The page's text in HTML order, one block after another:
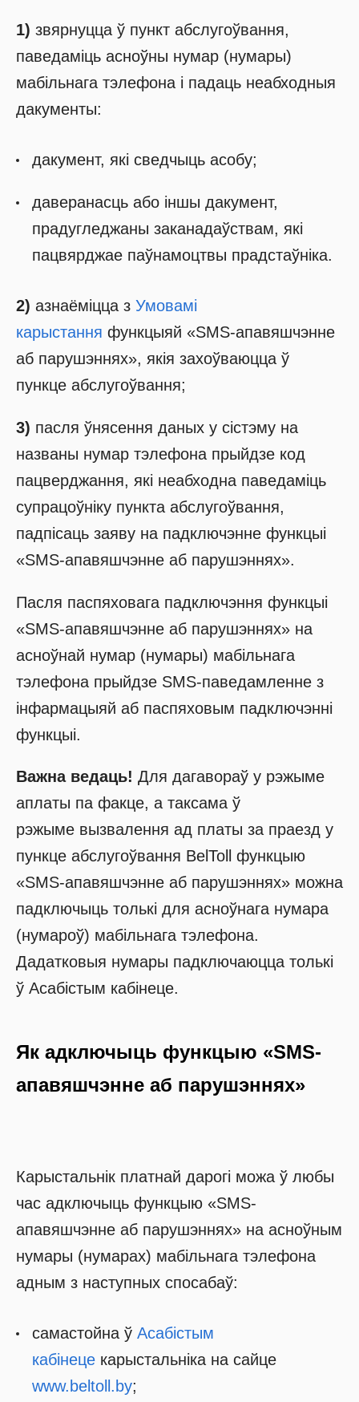
1) звярнуцца ў пункт абслугоўвання,
паведаміць асноўны нумар (нумары)
мабільнага тэлефона і падаць неабходныя
дакументы:
дакумент, які сведчыць асобу;
даверанасць або іншы дакумент,
прадугледжаны заканадаўствам, які
пацвярджае паўнамоцтвы прадстаўніка.
2) азнаёміцца з Умовамі
карыстання функцыяй «SMS-апавяшчэнне
аб парушэннях», якія захоўваюцца ў
пункце абслугоўвання;
3) пасля ўнясення даных у сістэму на
названы нумар тэлефона прыйдзе код
пацверджання, які неабходна паведаміць
супрацоўніку пункта абслугоўвання,
падпісаць заяву на падключэнне функцыі
«SMS-апавяшчэнне аб парушэннях».
Пасля паспяховага падключэння функцыі
«SMS-апавяшчэнне аб парушэннях» на
асноўнай нумар (нумары) мабільнага
тэлефона прыйдзе SMS-паведамленне з
інфармацыяй аб паспяховым падключэнні
функцыі.
Важна ведаць! Для дагавораў у рэжыме
аплаты па факце, а таксама ў
рэжыме вызвалення ад платы за праезд у
пункце абслугоўвання BelToll функцыю
«SMS-апавяшчэнне аб парушэннях» можна
падключыць толькі для асноўнага нумара
(нумароў) мабільнага тэлефона.
Дадатковыя нумары падключаюцца толькі
ў Асабістым кабінеце.
Як адключыць функцыю «SMS-
апавяшчэнне аб парушэннях»
Карыстальнік платнай дарогі можа ў любы
час адключыць функцыю «SMS-
апавяшчэнне аб парушэннях» на асноўным
нумары (нумарах) мабільнага тэлефона
адным з наступных спосабаў:
самастойна ў Асабістым
кабінецекарыстальніка на сайце
www.beltoll.by;